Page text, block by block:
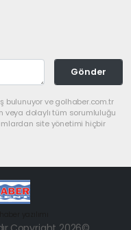
Gönder
bulunuyor ve golhaber.com.tr
veya dolaylı tüm sorumluluğu
site yönetimi hiçbir